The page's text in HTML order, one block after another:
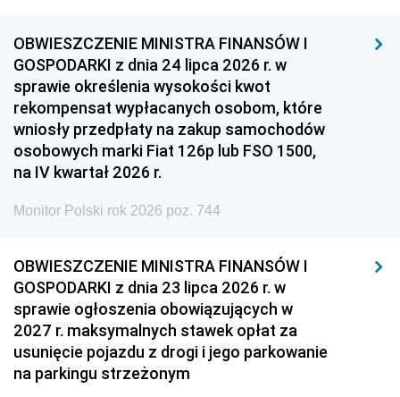
OBWIESZCZENIE MINISTRA FINANSÓW I
GOSPODARKI z dnia 24 lipca 2026 r. w
sprawie określenia wysokości kwot
rekompensat wypłacanych osobom, które
wniosły przedpłaty na zakup samochodów
osobowych marki Fiat 126p lub FSO 1500,
na IV kwartał 2026 r.
Monitor Polski rok 2026 poz. 744
OBWIESZCZENIE MINISTRA FINANSÓW I
GOSPODARKI z dnia 23 lipca 2026 r. w
sprawie ogłoszenia obowiązujących w
2027 r. maksymalnych stawek opłat za
usunięcie pojazdu z drogi i jego parkowanie
na parkingu strzeżonym